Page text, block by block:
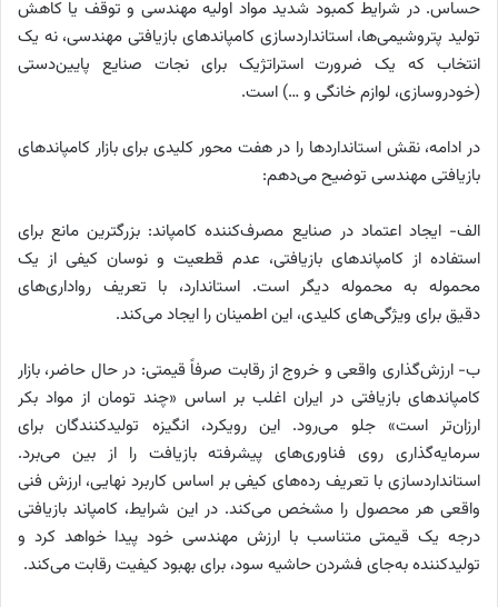
حساس. در شرایط کمبود شدید مواد اولیه مهندسی و توقف یا کاهش
تولید پتروشیمی‌ها، استانداردسازی کامپاندهای بازیافتی مهندسی، نه یک
انتخاب که یک ضرورت استراتژیک برای نجات صنایع پایین‌دستی
(خودروسازی، لوازم خانگی و …) است.
در ادامه، نقش استانداردها را در هفت محور کلیدی برای بازار کامپاندهای
بازیافتی مهندسی توضیح می‌دهم:
الف- ایجاد اعتماد در صنایع مصرف‌کننده کامپاند: بزرگترین مانع برای
استفاده از کامپاندهای بازیافتی، عدم قطعیت و نوسان کیفی از یک
محموله به محموله دیگر است. استاندارد، با تعریف رواداری‌های
دقیق برای ویژگی‌های کلیدی، این اطمینان را ایجاد می‌کند.
ب- ارزش‌گذاری واقعی و خروج از رقابت صرفاً قیمتی: در حال حاضر، بازار
کامپاندهای بازیافتی در ایران اغلب بر اساس «چند تومان از مواد بکر
ارزان‌تر است» جلو می‌رود. این رویکرد، انگیزه تولیدکنندگان برای
سرمایه‌گذاری روی فناوری‌های پیشرفته بازیافت را از بین می‌برد.
استانداردسازی با تعریف رده‌های کیفی بر اساس کاربرد نهایی، ارزش فنی
واقعی هر محصول را مشخص می‌کند. در این شرایط، کامپاند بازیافتی
درجه یک قیمتی متناسب با ارزش مهندسی خود پیدا خواهد کرد و
تولیدکننده به‌جای فشردن حاشیه سود، برای بهبود کیفیت رقابت می‌کند.